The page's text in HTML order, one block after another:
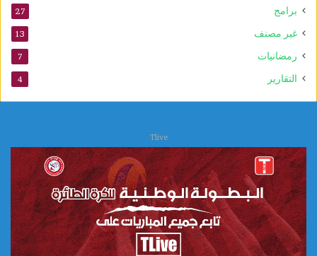
برامج 27
غير مصنف 13
رمضانيات 7
التقارير 4
Tlive